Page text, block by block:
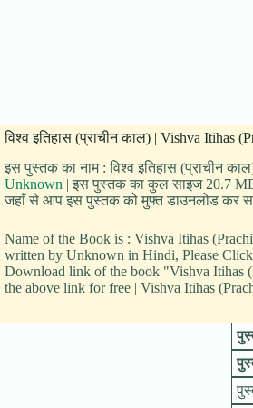
विश्व इतिहास (प्राचीन काल) | Vishva Itihas
इस पुस्तक का नाम : विश्व इतिहास (प्राचीन
Unknown | इस पुस्तक का कुल साइज 20.7 MB
जहाँ से आप इस पुस्तक को मुफ्त डाउनलोड कर
Name of the Book is : Vishva Itihas
written by Unknown in Hindi, Please
Download link of the book "Vishva Itihas
the above link for free | Vishva Itihas